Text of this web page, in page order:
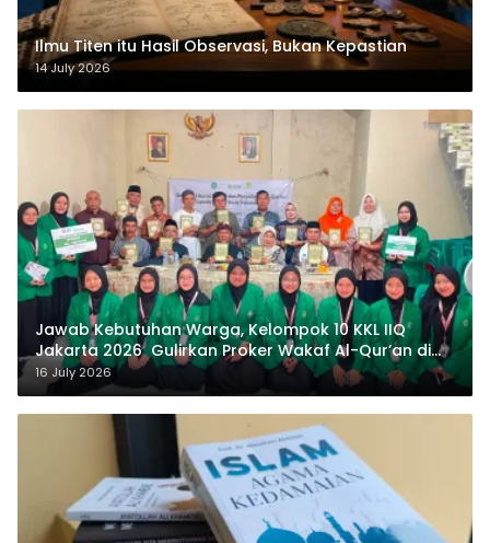
Ilmu Titen itu Hasil Observasi, Bukan Kepastian
14 July 2026
Jawab Kebutuhan Warga, Kelompok 10 KKL IIQ
Jakarta 2026 Gulirkan Proker Wakaf Al-Qur’an di
Sukamanah
16 July 2026